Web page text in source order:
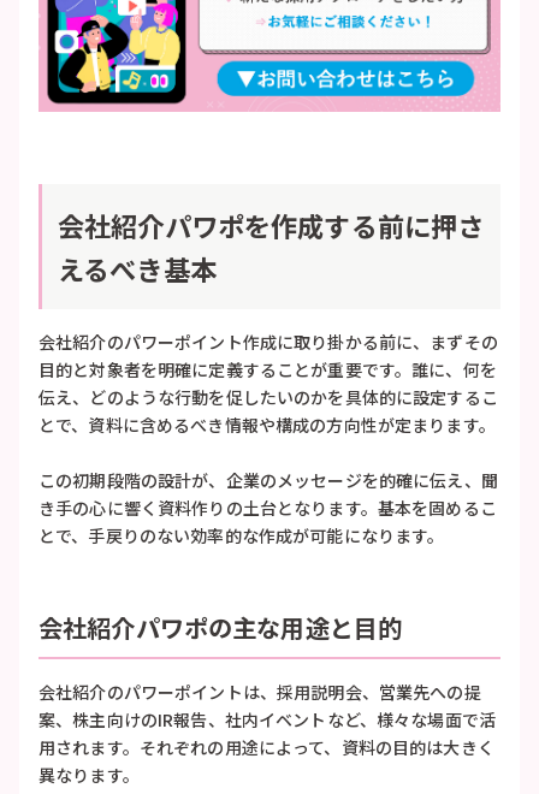
会社紹介パワポを作成する前に押さ
えるべき基本
会社紹介のパワーポイント作成に取り掛かる前に、まずその
目的と対象者を明確に定義することが重要です。誰に、何を
伝え、どのような行動を促したいのかを具体的に設定するこ
とで、資料に含めるべき情報や構成の方向性が定まります。
この初期段階の設計が、企業のメッセージを的確に伝え、聞
き手の心に響く資料作りの土台となります。基本を固めるこ
とで、手戻りのない効率的な作成が可能になります。
会社紹介パワポの主な用途と目的
会社紹介のパワーポイントは、採用説明会、営業先への提
案、株主向けのIR報告、社内イベントなど、様々な場面で活
用されます。それぞれの用途によって、資料の目的は大きく
異なります。